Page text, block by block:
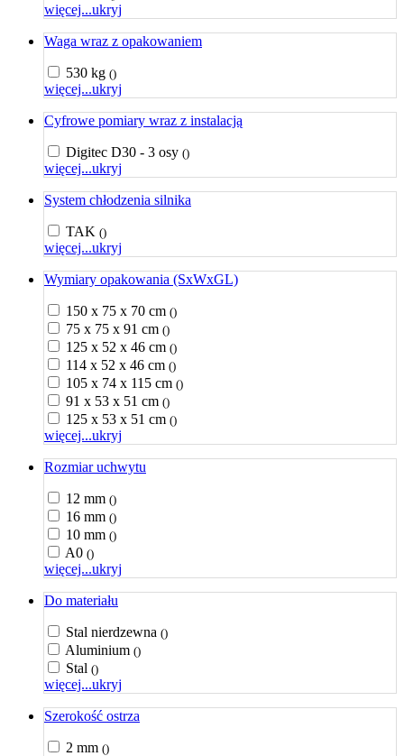
więcej...ukryj
Waga wraz z opakowaniem
530 kg ()
więcej...ukryj
Cyfrowe pomiary wraz z instalacją
Digitec D30 - 3 osy ()
więcej...ukryj
System chłodzenia silnika
TAK ()
więcej...ukryj
Wymiary opakowania (SxWxGL)
150 x 75 x 70 cm ()
75 x 75 x 91 cm ()
125 x 52 x 46 cm ()
114 x 52 x 46 cm ()
105 x 74 x 115 cm ()
91 x 53 x 51 cm ()
125 x 53 x 51 cm ()
więcej...ukryj
Rozmiar uchwytu
12 mm ()
16 mm ()
10 mm ()
A0 ()
więcej...ukryj
Do materiału
Stal nierdzewna ()
Aluminium ()
Stal ()
więcej...ukryj
Szerokość ostrza
2 mm ()